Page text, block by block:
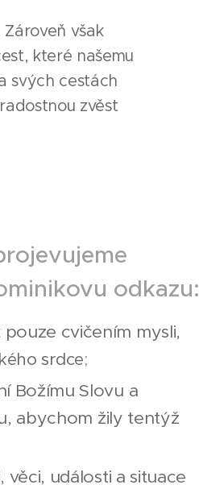
však
které našemu
svých cestách
zvěst
odkazu:
cvičením mysli,
srdce;
Božímu Slovu a
žily tentýž
věci, události a situace